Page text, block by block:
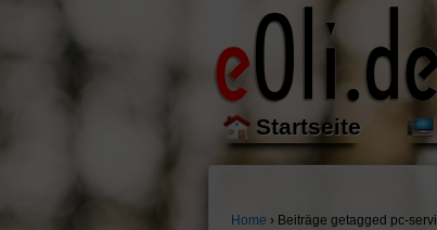
Startseite
Home › Beiträge getagged pc-